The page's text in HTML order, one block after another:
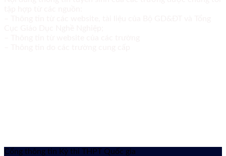
Cổng thông tin Kỳ thi THPT Quốc gia